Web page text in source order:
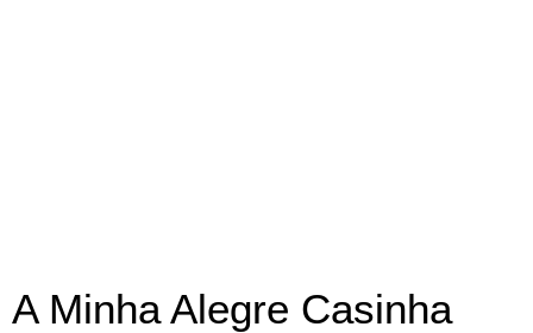
A Minha Alegre Casinha